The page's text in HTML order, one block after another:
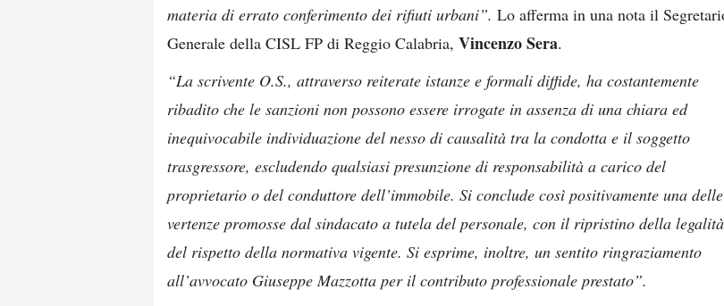
materia di errato conferimento dei rifiuti urbani”. Lo afferma in una nota il
Generale della CISL FP di Reggio Calabria, Vincenzo Sera.
“La scrivente O.S., attraverso reiterate istanze e formali diffide, ha costantemente
ribadito che le sanzioni non possono essere irrogate in assenza di una chiara ed
inequivocabile individuazione del nesso di causalità tra la condotta e il soggetto
trasgressore, escludendo qualsiasi presunzione di responsabilità a carico del
proprietario o del conduttore dell’immobile. Si conclude così positivamente una delle
vertenze promosse dal sindacato a tutela del personale, con il ripristino della
del rispetto della normativa vigente. Si esprime, inoltre, un sentito ringraziamento
all’avvocato Giuseppe Mazzotta per il contributo professionale prestato”.